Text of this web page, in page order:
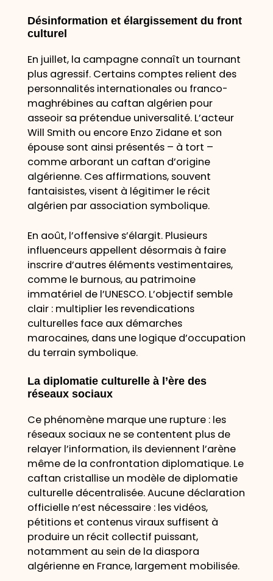
Désinformation et élargissement du front
culturel
En juillet, la campagne connaît un tournant
plus agressif. Certains comptes relient des
personnalités internationales ou franco-
maghrébines au caftan algérien pour
asseoir sa prétendue universalité. L’acteur
Will Smith ou encore Enzo Zidane et son
épouse sont ainsi présentés – à tort –
comme arborant un caftan d’origine
algérienne. Ces affirmations, souvent
fantaisistes, visent à légitimer le récit
algérien par association symbolique.
En août, l’offensive s’élargit. Plusieurs
influenceurs appellent désormais à faire
inscrire d’autres éléments vestimentaires,
comme le burnous, au patrimoine
immatériel de l’UNESCO. L’objectif semble
clair : multiplier les revendications
culturelles face aux démarches
marocaines, dans une logique d’occupation
du terrain symbolique.
La diplomatie culturelle à l’ère des
réseaux sociaux
Ce phénomène marque une rupture : les
réseaux sociaux ne se contentent plus de
relayer l’information, ils deviennent l’arène
même de la confrontation diplomatique. Le
caftan cristallise un modèle de diplomatie
culturelle décentralisée. Aucune déclaration
officielle n’est nécessaire : les vidéos,
pétitions et contenus viraux suffisent à
produire un récit collectif puissant,
notamment au sein de la diaspora
algérienne en France, largement mobilisée.